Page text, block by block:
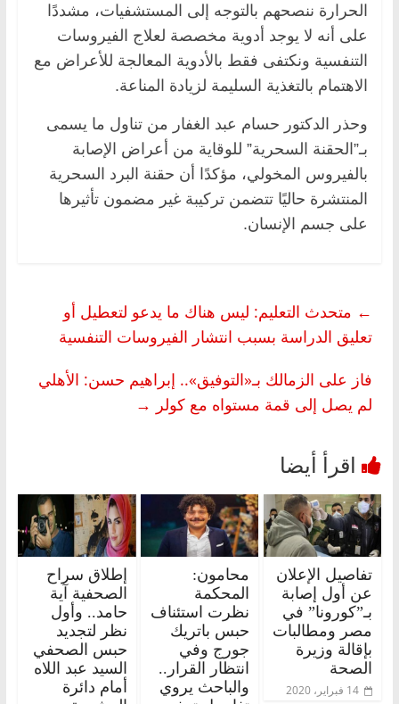
الحرارة ننصحهم بالتوجه إلى المستشفيات، مشددًا
على أنه لا يوجد أدوية مخصصة لعلاج الفيروسات
التنفسية ونكتفى فقط بالأدوية المعالجة للأعراض مع
الاهتمام بالتغذية السليمة لزيادة المناعة.
وحذر الدكتور حسام عبد الغفار من تناول ما يسمى
بـ”الحقنة السحرية” للوقاية من أعراض الإصابة
بالفيروس المخولي، مؤكدًا أن حقنة البرد السحرية
المنتشرة حاليًا تتضمن تركيبة غير مضمون تأثيرها
على جسم الإنسان.
← متحدث التعليم: ليس هناك ما يدعو لتعطيل أو
تعليق الدراسة بسبب انتشار الفيروسات التنفسية
فاز على الزمالك بـ«التوفيق».. إبراهيم حسن: الأهلي
لم يصل إلى قمة مستواه مع كولر →
تفاصيل الإعلان
عن أول إصابة
بـ”كورونا” في
مصر ومطالبات
بإقالة وزيرة
الصحة
14 فبراير، 2020
محامون:
المحكمة
نظرت استئناف
حبس باتريك
جورج وفي
انتظار القرار..
والباحث يروي
إطلاق سراح
الصحفية آية
حامد.. وأول
نظر لتجديد
حبس الصحفي
السيد عبد اللاه
أمام دائرة